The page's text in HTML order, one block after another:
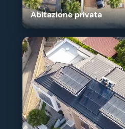
Abitazione privata